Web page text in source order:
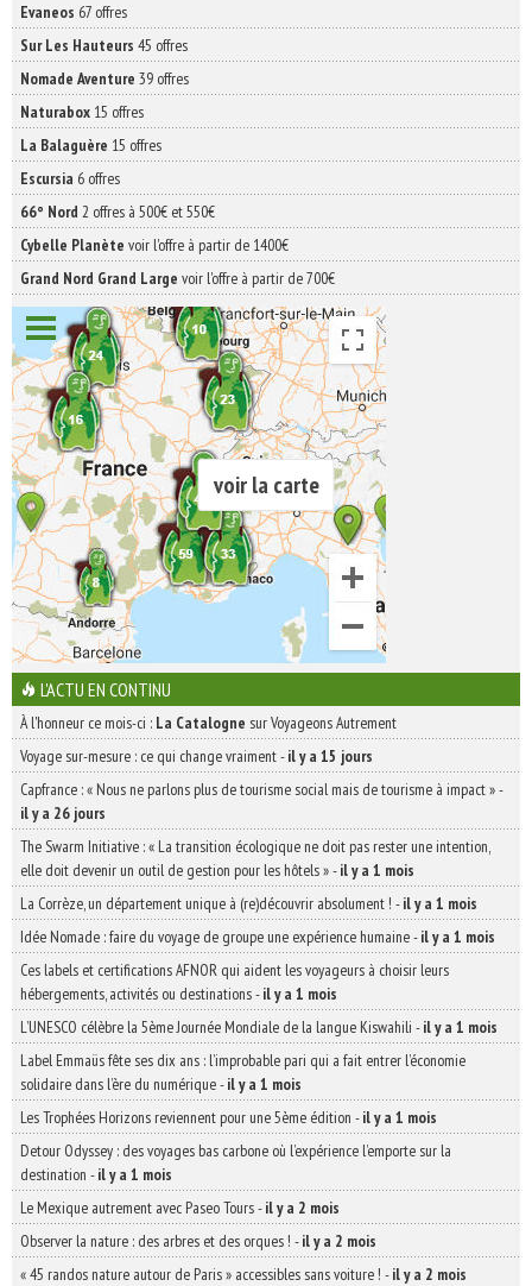
Evaneos 67 offres
Sur Les Hauteurs 45 offres
Nomade Aventure 39 offres
Naturabox 15 offres
La Balaguère 15 offres
Escursia 6 offres
66° Nord 2 offres à 500€ et 550€
Cybelle Planète voir l'offre à partir de 1400€
Grand Nord Grand Large voir l'offre à partir de 700€
voir la carte
L'ACTU EN CONTINU
À l'honneur ce mois-ci : La Catalogne sur Voyageons Autrement
Voyage sur-mesure : ce qui change vraiment-il y a 15 jours
Capfrance : « Nous ne parlons plus de tourisme social mais de tourisme à impact »-
il y a 26 jours
The Swarm Initiative : « La transition écologique ne doit pas rester une intention,
elle doit devenir un outil de gestion pour les hôtels »-il y a 1 mois
La Corrèze, un département unique à (re)découvrir absolument ! -il y a 1 mois
Idée Nomade : faire du voyage de groupe une expérience humaine-il y a 1 mois
Ces labels et certifications AFNOR qui aident les voyageurs à choisir leurs
hébergements, activités ou destinations-il y a 1 mois
L’UNESCO célèbre la 5ème Journée Mondiale de la langue Kiswahili -il y a 1 mois
Label Emmaüs fête ses dix ans : l’improbable pari qui a fait entrer l’économie
solidaire dans l’ère du numérique-il y a 1 mois
Les Trophées Horizons reviennent pour une 5ème édition -il y a 1 mois
Detour Odyssey : des voyages bas carbone où l’expérience l’emporte sur la
destination -il y a 1 mois
Le Mexique autrement avec Paseo Tours-il y a 2 mois
Observer la nature : des arbres et des orques ! -il y a 2 mois
« 45 randos nature autour de Paris » accessibles sans voiture ! -il y a 2 mois